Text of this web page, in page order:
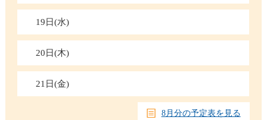
19日(水)
20日(木)
21日(金)
8月分の予定表を見る